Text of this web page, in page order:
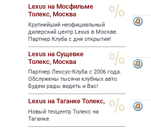
Lexus на Мосфильме
Толекс, Москва
Крупнейший неофициальный
дилерский центр Lexus в Москве.
Партнер Клуба с дня открытия!
Lexus на Сущевке
Толекс, Москва
Партнер Лексус-Клуба с 2006 года.
Обслужены тысячи клубных авто.
Будем рады видеть и Вас!
Lexus на Таганке Толекс,
Новый техцентр Толекс на
Таганке